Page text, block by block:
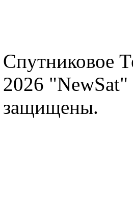
Спутниковое
2026
защищены.